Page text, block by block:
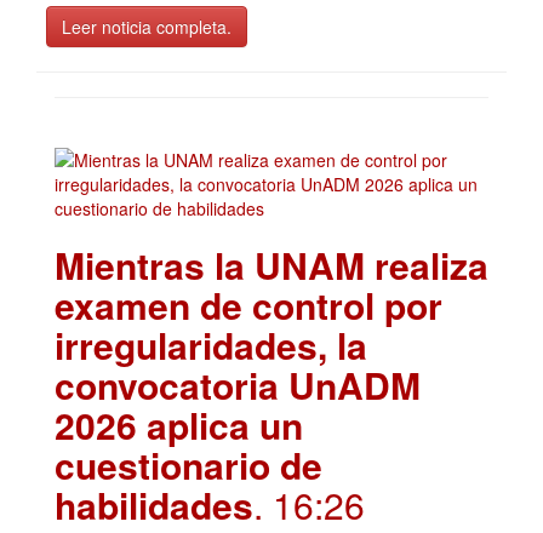
Leer noticia completa.
Mientras la UNAM realiza
examen de control por
irregularidades, la
convocatoria UnADM
2026 aplica un
cuestionario de
habilidades. 16:26